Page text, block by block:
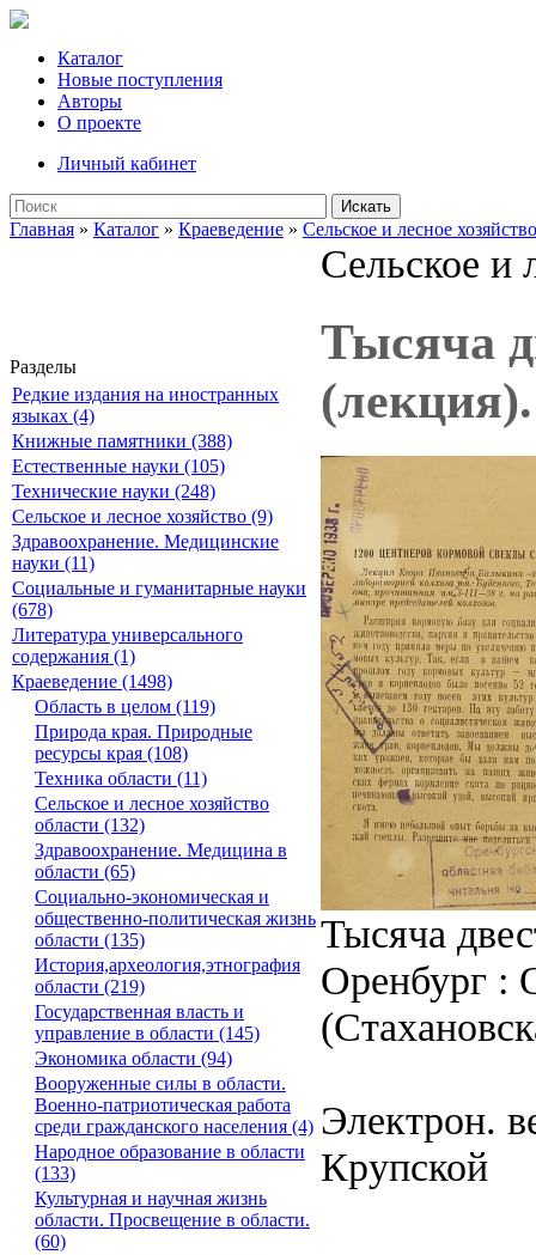
Каталог
Новые поступления
Авторы
О проекте
Личный кабинет
Искать
Главная » Каталог » Краеведение » Сельское и лесное
Разделы
Редкие издания на иностранных
языках (4)
Книжные памятники (388)
Естественные науки (105)
Технические науки (248)
Сельское и лесное хозяйство (9)
Здравоохранение. Медицинские
науки (11)
Социальные и гуманитарные науки
(678)
Литература универсального
содержания (1)
Краеведение (1498)
Область в целом (119)
Природа края. Природные
ресурсы края (108)
Техника области (11)
Сельское и лесное хозяйство
области (132)
Здравоохранение. Медицина в
области (65)
Социально-экономическая и
общественно-политическая жизнь
области (135)
История,археология,этнография
области (219)
Государственная власть и
управление в области (145)
Экономика области (94)
Вооруженные силы в области.
Военно-патриотическая работа
среди гражданского населения (4)
Народное образование в области
(133)
Культурная и научная жизнь
области. Просвещение в области.
(60)
Сельское и
Тысяча
Тысяча
Оренбург :
Электрон.
Крупской